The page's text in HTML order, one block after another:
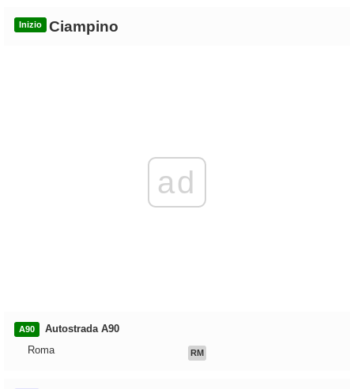
Inizio Ciampino
ad
A90
Autostrada A90
Roma
RM